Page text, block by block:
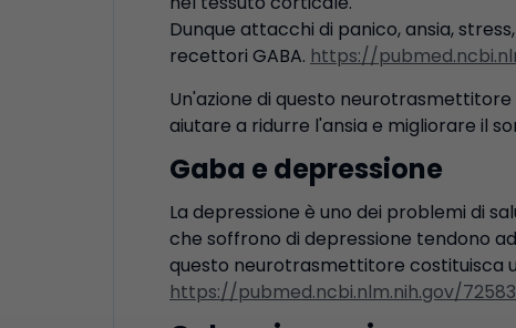
Dunque attacchi di panico, ansia,
recettori GABA. https://
Un'azione di questo
aiutare a ridurre l'ansia e migliorare il
Gaba e depressione
La depressione è uno dei problemi di
che soffrono di depressione tendono
questo neurotrasmettitore costituisca
https://pubmed.ncbi.nlm.nih.gov/